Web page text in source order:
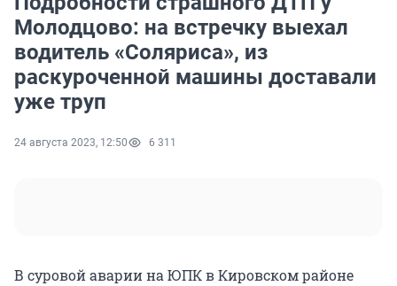
Молодцово: на встречку выехал
водитель «Соляриса», из
раскуроченной машины доставали
уже труп
24 августа 2023, 12:50 6 311
В суровой аварии на ЮПК в Кировском районе